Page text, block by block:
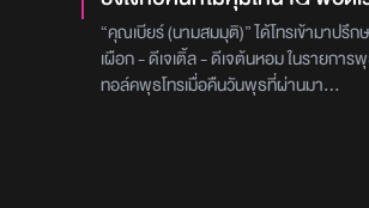
โตมากับการเล่น Facebook แล้
เวลาเล่น IG ทีไร อยาก โพสต์อะไ
โพสต์ ฟิลแบบ ไดอารี่ตัวเองมากก
“คุณเบียร์ (นามสมมุติ)” ได้โทรเข้ามาปรึก
เผือก - ดีเจเติ้ล - ดีเจต้นหอม ในรายการ
ทอล์คพุธโทรเมื่อคืนวันพุธที่ผ่านมา